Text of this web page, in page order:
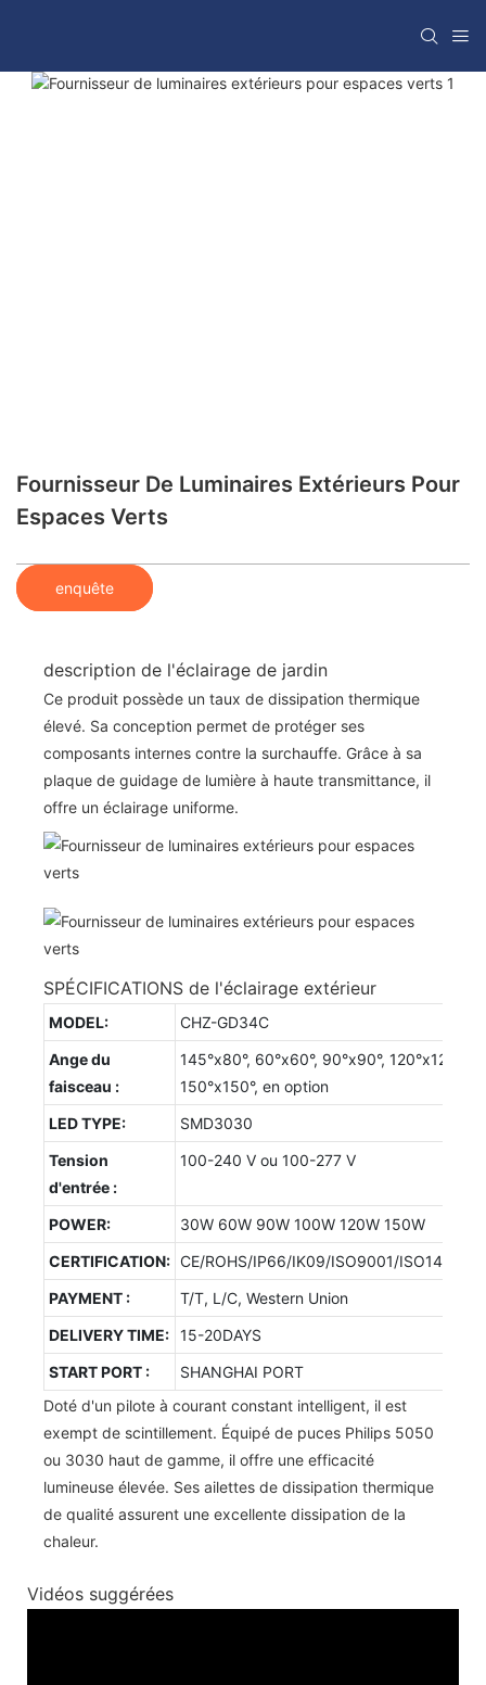
Fournisseur De Luminaires Extérieurs Pour
Espaces Verts
enquête
description de l'éclairage de jardin
Ce produit possède un taux de dissipation thermique
élevé. Sa conception permet de protéger ses
composants internes contre la surchauffe. Grâce à sa
plaque de guidage de lumière à haute transmittance, il
offre un éclairage uniforme.
SPÉCIFICATIONS de l'éclairage extérieur
MODEL:
CHZ-GD34C
Ange du
faisceau :
145°x80°, 60°x60°, 90°x90°, 120°x120°,
150°x150°, en option
LED TYPE:
SMD3030
Tension
d'entrée :
100-240 V ou 100-277 V
POWER:
30W 60W 90W 100W 120W 150W
CERTIFICATION: CE/ROHS/IP66/IK09/ISO9001/ISO14001/
PAYMENT :
T/T, L/C, Western Union
DELIVERY TIME: 15-20DAYS
START PORT :
SHANGHAI PORT
Doté d'un pilote à courant constant intelligent, il est
exempt de scintillement. Équipé de puces Philips 5050
ou 3030 haut de gamme, il offre une efficacité
lumineuse élevée. Ses ailettes de dissipation thermique
de qualité assurent une excellente dissipation de la
chaleur.
Vidéos suggérées